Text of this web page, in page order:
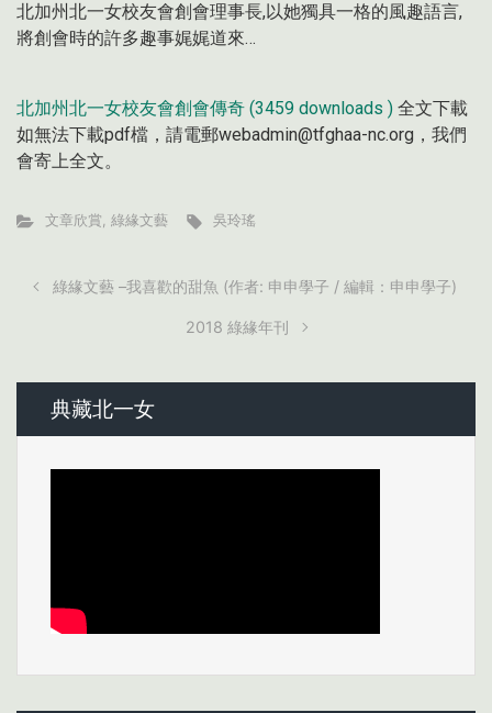
北加州北一女校友會創會理事長,以她獨具一格的風趣語言,
將創會時的許多趣事娓娓道來…
北加州北一女校友會創會傳奇 (3459 downloads ) 全文下載
如無法下載pdf檔，請電郵webadmin@tfghaa-nc.org，我們
會寄上全文。
文章欣賞, 綠緣文藝 吳玲瑤
綠緣文藝 –我喜歡的甜魚 (作者: 申申學子 / 編輯：申申學子)
2018 綠緣年刊
典藏北一女